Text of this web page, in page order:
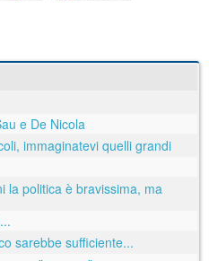
e De Nicola
immaginatevi quelli grandi
la politica è bravissima, ma
sarebbe sufficiente...